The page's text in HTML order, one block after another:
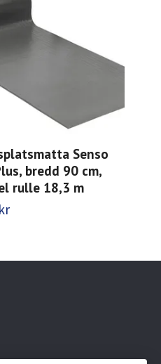
Senso
bredd 90 cm,
rulle 18,3 m